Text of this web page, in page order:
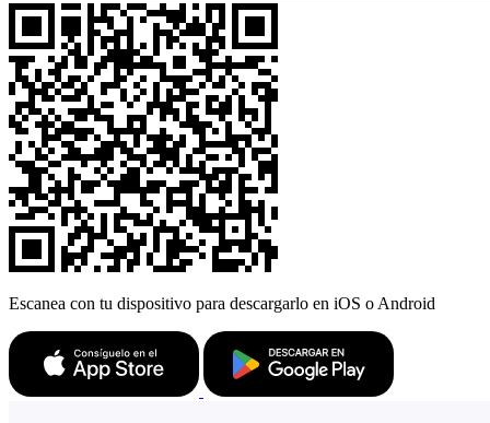
Escanea con tu dispositivo para descargarlo en iOS o Android